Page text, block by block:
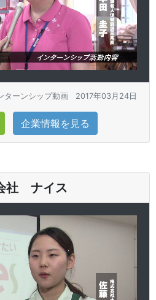
ターンシップ動画 2017年03月24日
企業情報を見る
社 ナイス